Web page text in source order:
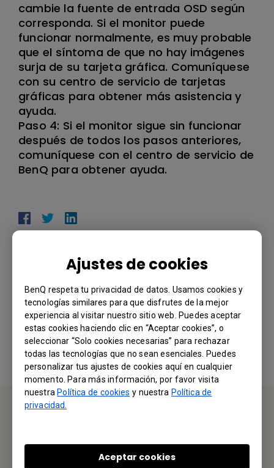
Ajustes de cookies
BenQ respeta tu privacidad de datos. Usamos cookies y
tecnologías similares para que disfrutes de la mejor
experiencia al visitar nuestro sitio web. Puedes aceptar
estas cookies haciendo clic en “Aceptar cookies”, o
seleccionar “Solo cookies necesarias” para rechazar
todas las tecnologías que no sean esenciales. Puedes
personalizar tus ajustes de cookies aquí en cualquier
momento. Para más información, por favor visita
nuestra Política de cookies y nuestra Política de
privacidad.
Aceptar cookies
cambie la fuente de entrada OSD según
corresponda. Si el monitor puede
funcionar normalmente, es muy probable
que el síntoma de que no hay imágenes
surja de su tarjeta gráfica. Comuníquese
con su centro de servicio de tarjetas
gráficas para obtener más asistencia y
ayuda.
Paso 4: Si el monitor sigue sin funcionar
después de todos los pasos anteriores,
comuníquese con el centro de servicio de
BenQ para obtener ayuda.
¿Le ha resultado útil esta información?
Sí No
Nos encantaría saber de usted.